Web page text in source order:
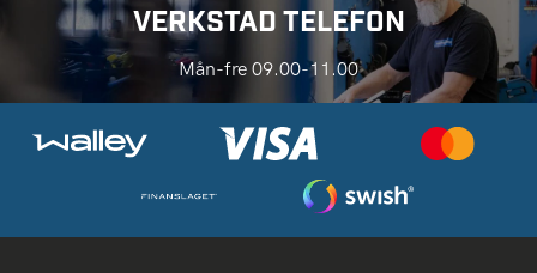
VERKSTAD TELEFON
Mån-fre 09.00-11.00